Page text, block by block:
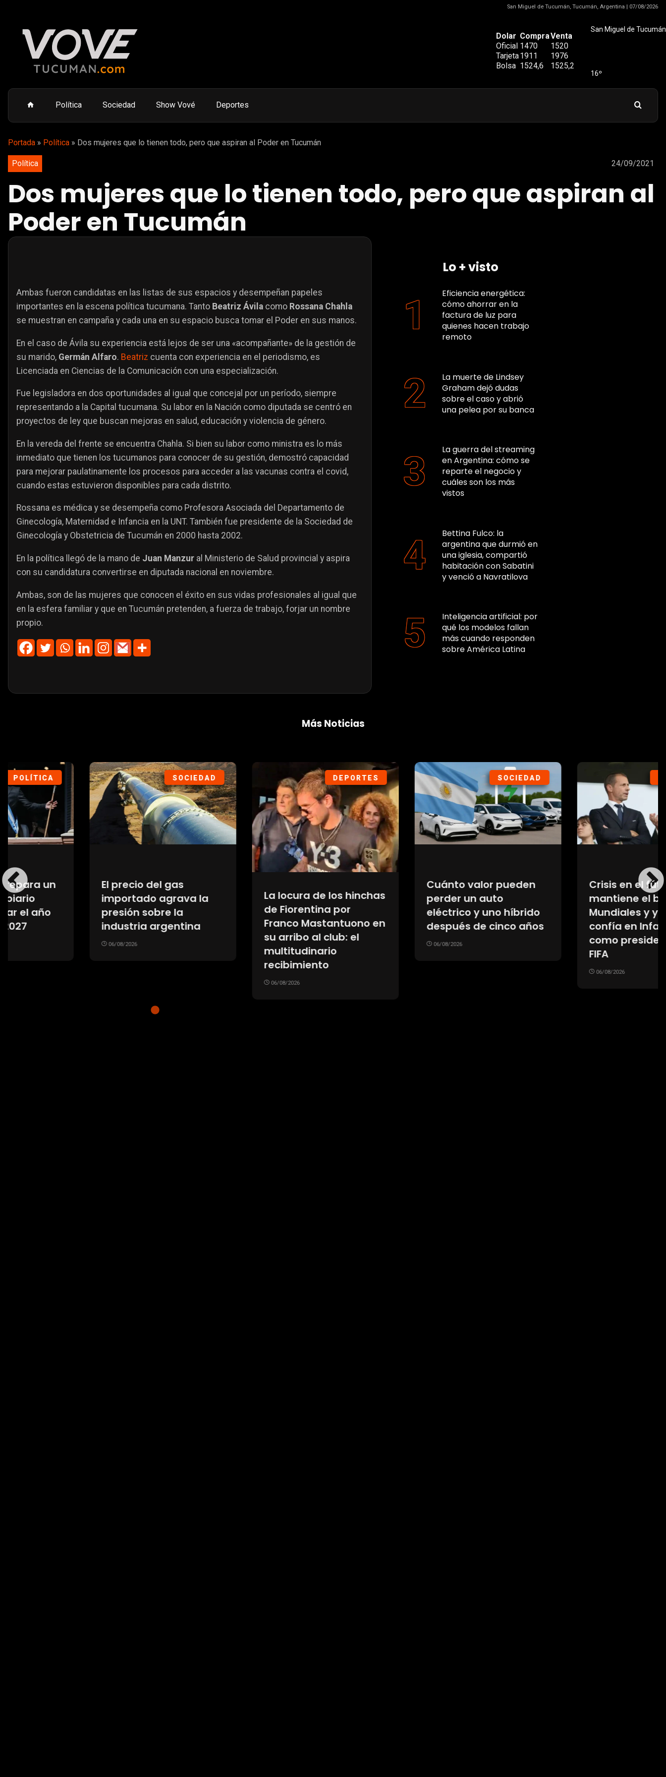
San Miguel de Tucumán, Tucumán, Argentina | 07/08/2026
Dolar CompraVenta
Oficial 1470
1520
Tarjeta1911
1976
Bolsa 1524,6 1525,2
San Miguel de Tucumán
16º
Política Sociedad Show Vové Deportes
Portada » Política » Dos mujeres que lo tienen todo, pero que aspiran al Poder en Tucumán
Política 24/09/2021
Dos mujeres que lo tienen todo, pero que aspiran al
Poder en Tucumán
Ambas fueron candidatas en las listas de sus espacios y desempeñan papeles
importantes en la escena política tucumana. Tanto Beatriz Ávila como Rossana Chahla
se muestran en campaña y cada una en su espacio busca tomar el Poder en sus manos.
En el caso de Ávila su experiencia está lejos de ser una «acompañante» de la gestión de
su marido, Germán Alfaro. Beatriz cuenta con experiencia en el periodismo, es
Licenciada en Ciencias de la Comunicación con una especialización.
Fue legisladora en dos oportunidades al igual que concejal por un período, siempre
representando a la Capital tucumana. Su labor en la Nación como diputada se centró en
proyectos de ley que buscan mejoras en salud, educación y violencia de género.
En la vereda del frente se encuentra Chahla. Si bien su labor como ministra es lo más
inmediato que tienen los tucumanos para conocer de su gestión, demostró capacidad
para mejorar paulatinamente los procesos para acceder a las vacunas contra el covid,
cuando estas estuvieron disponibles para cada distrito.
Rossana es médica y se desempeña como Profesora Asociada del Departamento de
Ginecología, Maternidad e Infancia en la UNT. También fue presidente de la Sociedad de
Ginecología y Obstetricia de Tucumán en 2000 hasta 2002.
En la política llegó de la mano de Juan Manzur al Ministerio de Salud provincial y aspira
con su candidatura convertirse en diputada nacional en noviembre.
Ambas, son de las mujeres que conocen el éxito en sus vidas profesionales al igual que
en la esfera familiar y que en Tucumán pretenden, a fuerza de trabajo, forjar un nombre
propio.
Lo + visto
Eficiencia energética:
cómo ahorrar en la
factura de luz para
quienes hacen trabajo
remoto
La muerte de Lindsey
Graham dejó dudas
sobre el caso y abrió
una pelea por su banca
La guerra del streaming
en Argentina: cómo se
reparte el negocio y
cuáles son los más
vistos
Bettina Fulco: la
argentina que durmió en
una iglesia, compartió
habitación con Sabatini
y venció a Navratilova
Inteligencia artificial: por
qué los modelos fallan
más cuando responden
sobre América Latina
Más Noticias
SOCIEDAD
El precio del gas
importado agrava la
presión sobre la
industria argentina
DEPORTES
La locura de los hinchas
de Fiorentina por
Franco Mastantuono en
su arribo al club: el
SOCIEDAD
Cuánto valor pueden
perder un auto
eléctrico y uno híbrido
después de cinco años
DEPORTES
Crisis en el fútbol: UEFA
mantiene el boicot a los
Mundiales y ya no
confía en Infantino
como presidente de la